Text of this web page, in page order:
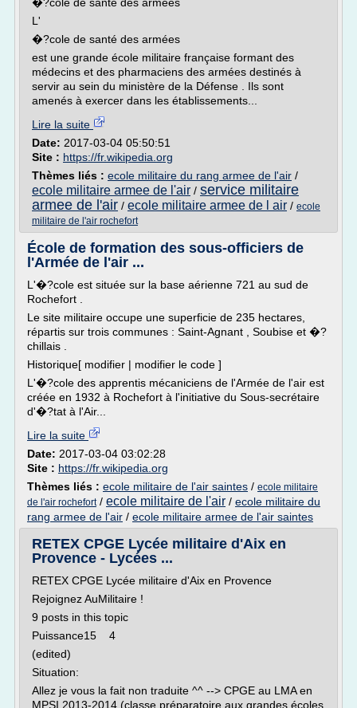
L'
�?cole de santé des armées
est une grande école militaire française formant des
médecins et des pharmaciens des armées destinés à
servir au sein du ministère de la Défense . Ils sont
amenés à exercer dans les établissements...
Lire la suite
Date: 2017-03-04 05:50:51
Site : https://fr.wikipedia.org
Thèmes liés : ecole militaire du rang armee de l'air /
ecole militaire armee de l'air / service militaire
armee de l'air / ecole militaire armee de l air / ecole
militaire de l'air rochefort
École de formation des sous-officiers de
l'Armée de l'air ...
L'�?cole est située sur la base aérienne 721 au sud de
Rochefort .
Le site militaire occupe une superficie de 235 hectares,
répartis sur trois communes : Saint-Agnant , Soubise et �?
chillais .
Historique[ modifier | modifier le code ]
L'�?cole des apprentis mécaniciens de l'Armée de l'air est
créée en 1932 à Rochefort à l'initiative du Sous-secrétaire
d'�?tat à l'Air...
Lire la suite
Date: 2017-03-04 03:02:28
Site : https://fr.wikipedia.org
Thèmes liés : ecole militaire de l'air saintes / ecole militaire
de l'air rochefort/ ecole militaire de l'air / ecole militaire du
rang armee de l'air / ecole militaire armee de l'air saintes
RETEX CPGE Lycée militaire d'Aix en
Provence - Lycées ...
RETEX CPGE Lycée militaire d'Aix en Provence
Rejoignez AuMilitaire !
9 posts in this topic
Puissance15 4
(edited)
Situation:
Allez je vous la fait non traduite ^^ --> CPGE au LMA en
MPSI 2013-2014 (classe préparatoire aux grandes écoles